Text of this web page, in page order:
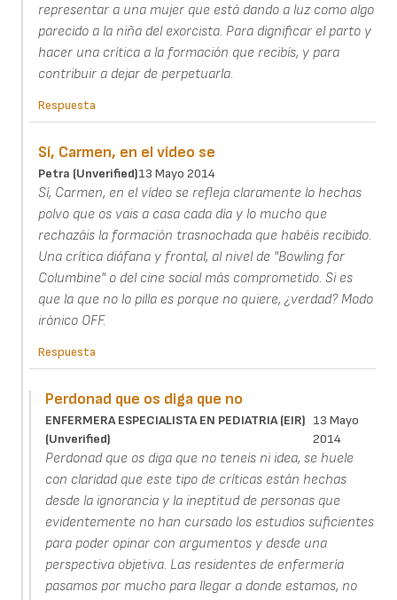
representar a una mujer que está dando a luz como algo
parecido a la niña del exorcista. Para dignificar el parto y
hacer una crítica a la formación que recibís, y para
contribuir a dejar de perpetuarla.
Respuesta
Sí, Carmen, en el vídeo se
Petra (unverified)13 Mayo 2014
Sí, Carmen, en el vídeo se refleja claramente lo hechas
polvo que os vais a casa cada día y lo mucho que
rechazáis la formación trasnochada que habéis recibido.
Una crítica diáfana y frontal, al nivel de "Bowling for
Columbine" o del cine social más comprometido. Si es
que la que no lo pilla es porque no quiere, ¿verdad? Modo
irónico OFF.
Respuesta
Perdonad que os diga que no
ENFERMERA ESPECIALISTA EN PEDIATRIA (EIR)
(unverified)
13 Mayo
2014
Perdonad que os diga que no teneis ni idea, se huele
con claridad que este tipo de críticas están hechas
desde la ignorancia y la ineptitud de personas que
evidentemente no han cursado los estudios suficientes
para poder opinar con argumentos y desde una
perspectiva objetiva. Las residentes de enfermería
pasamos por mucho para llegar a donde estamos, no